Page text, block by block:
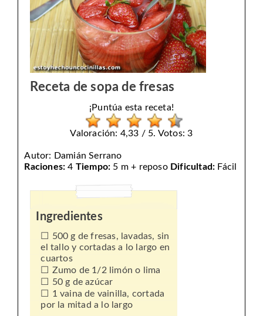
Receta de sopa de fresas
¡Puntúa esta receta!
Valoración: 4,33 / 5. Votos: 3
Autor: Damián Serrano
Raciones: 4 Tiempo: 5 m + reposo Dificultad: Fácil
Ingredientes
500 g de fresas, lavadas, sin
el tallo y cortadas a lo largo en
cuartos
Zumo de 1/2 limón o lima
50 g de azúcar
1 vaina de vainilla, cortada
por la mitad a lo largo